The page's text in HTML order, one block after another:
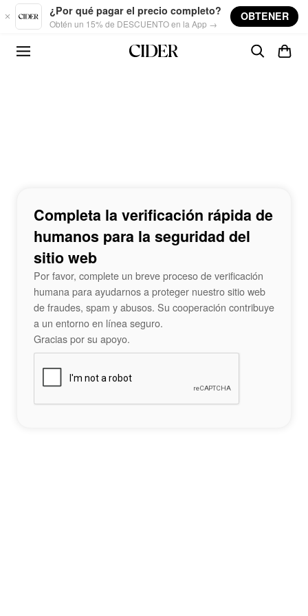
Skip to main content
¿Por qué pagar el precio completo?
Obtén un 15% de DESCUENTO en la App →
OBTENER
Completa la verificación rápida de
humanos para la seguridad del
sitio web
Por favor, complete un breve proceso de verificación
humana para ayudarnos a proteger nuestro sitio web
de fraudes, spam y abusos. Su cooperación contribuye
a un entorno en línea seguro.
Gracias por su apoyo.